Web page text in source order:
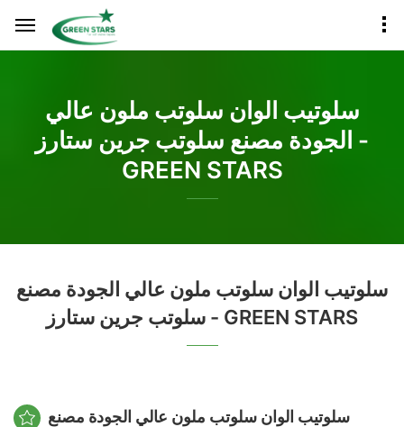
سلوتيب الوان سلوتب ملون عالي
الجودة مصنع سلوتب جرين ستارز -
GREEN STARS
سلوتيب الوان سلوتب ملون عالي الجودة مصنع
سلوتب جرين ستارز - GREEN STARS
سلوتيب الوان سلوتب ملون عالي الجودة مصنع